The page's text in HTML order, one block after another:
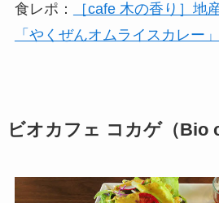
食レポ：
［cafe 木の香り］地
「やくぜんオムライスカレー
ビオカフェ コカゲ（Bio